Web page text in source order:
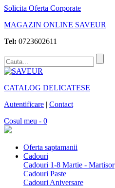
Solicita Oferta Corporate
MAGAZIN ONLINE SAVEUR
Tel: 0723602611
CATALOG DELICATESE
Autentificare | Contact
Cosul meu - 0
Oferta saptamanii
Cadouri
Cadouri 1-8 Martie - Martisor
Cadouri Paste
Cadouri Aniversare